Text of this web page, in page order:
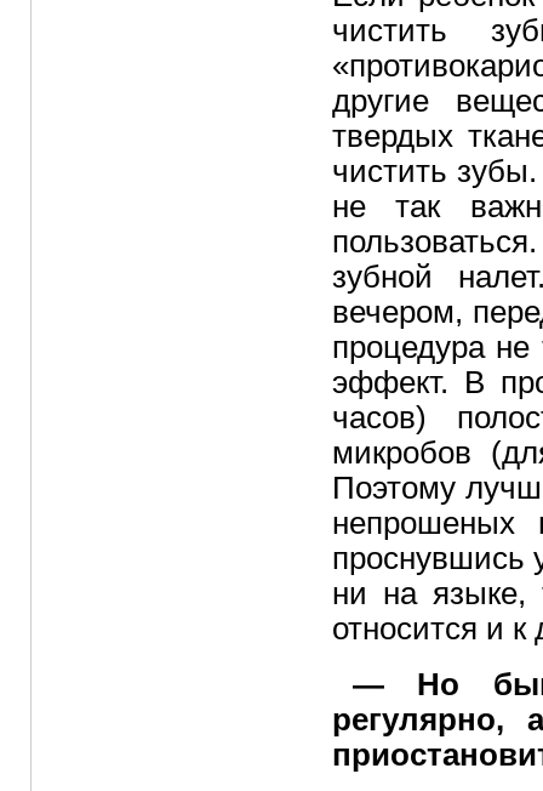
чистить
другие
твердых
чистить
не так
зубной
вечером,
процедура
эффект. В
часов)
микробов
Поэтому
непрошеных
проснувшись
ни на языке,
относится и
— Но
регулярно,